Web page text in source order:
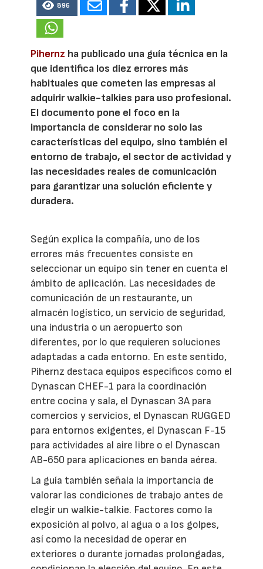
896
Pihernz ha publicado una guía técnica en la
que identifica los diez errores más
habituales que cometen las empresas al
adquirir walkie-talkies para uso profesional.
El documento pone el foco en la
importancia de considerar no solo las
características del equipo, sino también el
entorno de trabajo, el sector de actividad y
las necesidades reales de comunicación
para garantizar una solución eficiente y
duradera.
Según explica la compañía, uno de los
errores más frecuentes consiste en
seleccionar un equipo sin tener en cuenta el
ámbito de aplicación. Las necesidades de
comunicación de un restaurante, un
almacén logístico, un servicio de seguridad,
una industria o un aeropuerto son
diferentes, por lo que requieren soluciones
adaptadas a cada entorno. En este sentido,
Pihernz destaca equipos específicos como el
Dynascan CHEF-1 para la coordinación
entre cocina y sala, el Dynascan 3A para
comercios y servicios, el Dynascan RUGGED
para entornos exigentes, el Dynascan F-15
para actividades al aire libre o el Dynascan
AB-650 para aplicaciones en banda aérea.
La guía también señala la importancia de
valorar las condiciones de trabajo antes de
elegir un walkie-talkie. Factores como la
exposición al polvo, al agua o a los golpes,
así como la necesidad de operar en
exteriores o durante jornadas prolongadas,